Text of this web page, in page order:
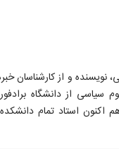
نویسنده و از کارشناسان
سیاسی از دانشگاه
هم اکنون استاد تمام